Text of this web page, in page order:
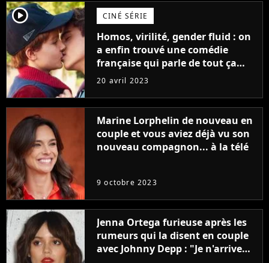
player2 CINÉ SÉRIE
Homos, virilité, gender fluid : on
a enfin trouvé une comédie
française qui parle de tout ça
sans être super ringarde
20 avril 2023
Marine Lorphelin de nouveau en
couple et vous aviez déjà vu son
nouveau compagnon... à la télé
9 octobre 2023
Jenna Ortega furieuse après les
rumeurs qui la disent en couple
avec Johnny Depp : "Je n'arrive